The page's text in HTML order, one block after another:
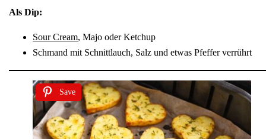
Als Dip:
Sour Cream, Majo oder Ketchup
Schmand mit Schnittlauch, Salz und etwas Pfeffer verrührt
Save